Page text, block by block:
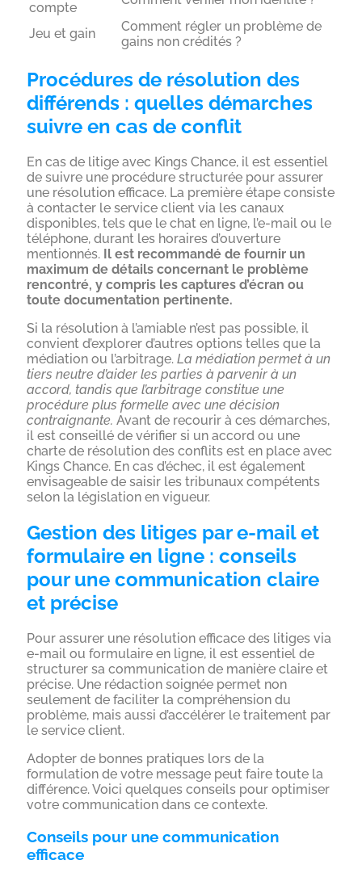
compte
Jeu et gain
Comment régler un problème de
gains non crédités ?
Procédures de résolution des
différends : quelles démarches
suivre en cas de conflit
En cas de litige avec Kings Chance, il est essentiel
de suivre une procédure structurée pour assurer
une résolution efficace. La première étape consiste
à contacter le service client via les canaux
disponibles, tels que le chat en ligne, l’e-mail ou le
téléphone, durant les horaires d’ouverture
mentionnés. Il est recommandé de fournir un
maximum de détails concernant le problème
rencontré, y compris les captures d’écran ou
toute documentation pertinente.
Si la résolution à l’amiable n’est pas possible, il
convient d’explorer d’autres options telles que la
médiation ou l’arbitrage. La médiation permet à un
tiers neutre d’aider les parties à parvenir à un
accord, tandis que l’arbitrage constitue une
procédure plus formelle avec une décision
contraignante. Avant de recourir à ces démarches,
il est conseillé de vérifier si un accord ou une
charte de résolution des conflits est en place avec
Kings Chance. En cas d’échec, il est également
envisageable de saisir les tribunaux compétents
selon la législation en vigueur.
Gestion des litiges par e-mail et
formulaire en ligne : conseils
pour une communication claire
et précise
Pour assurer une résolution efficace des litiges via
e-mail ou formulaire en ligne, il est essentiel de
structurer sa communication de manière claire et
précise. Une rédaction soignée permet non
seulement de faciliter la compréhension du
problème, mais aussi d’accélérer le traitement par
le service client.
Adopter de bonnes pratiques lors de la
formulation de votre message peut faire toute la
différence. Voici quelques conseils pour optimiser
votre communication dans ce contexte.
Conseils pour une communication
efficace